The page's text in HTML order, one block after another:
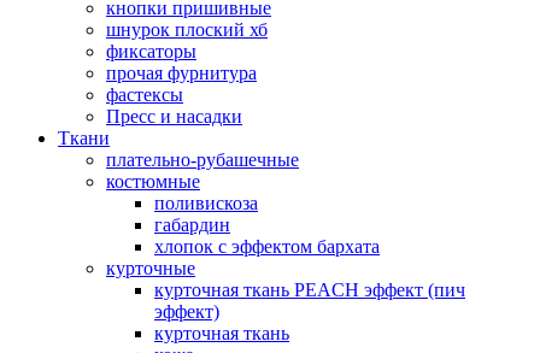
кнопки пришивные
шнурок плоский хб
фиксаторы
прочая фурнитура
фастексы
Пресс и насадки
Ткани
плательно-рубашечные
костюмные
поливискоза
габардин
хлопок с эффектом бархата
курточные
курточная ткань PEACH эффект (пич
эффект)
курточная ткань